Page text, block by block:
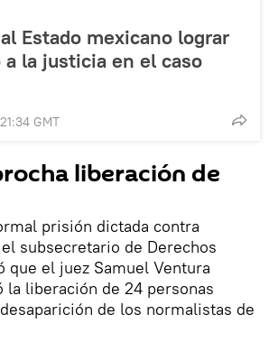
Estado mexicano lograr
a la justicia en el caso
GMT
liberación de
prisión dictada contra
subsecretario de Derechos
que el juez Samuel Ventura
la liberación de 24 personas
de los normalistas de